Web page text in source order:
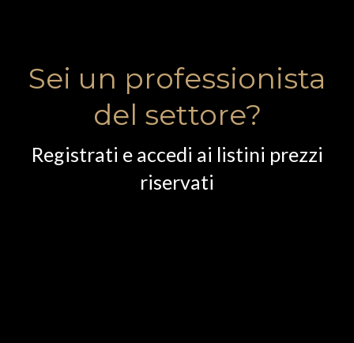
Sei un professionista
del settore?
Registrati e accedi ai listini prezzi
riservati